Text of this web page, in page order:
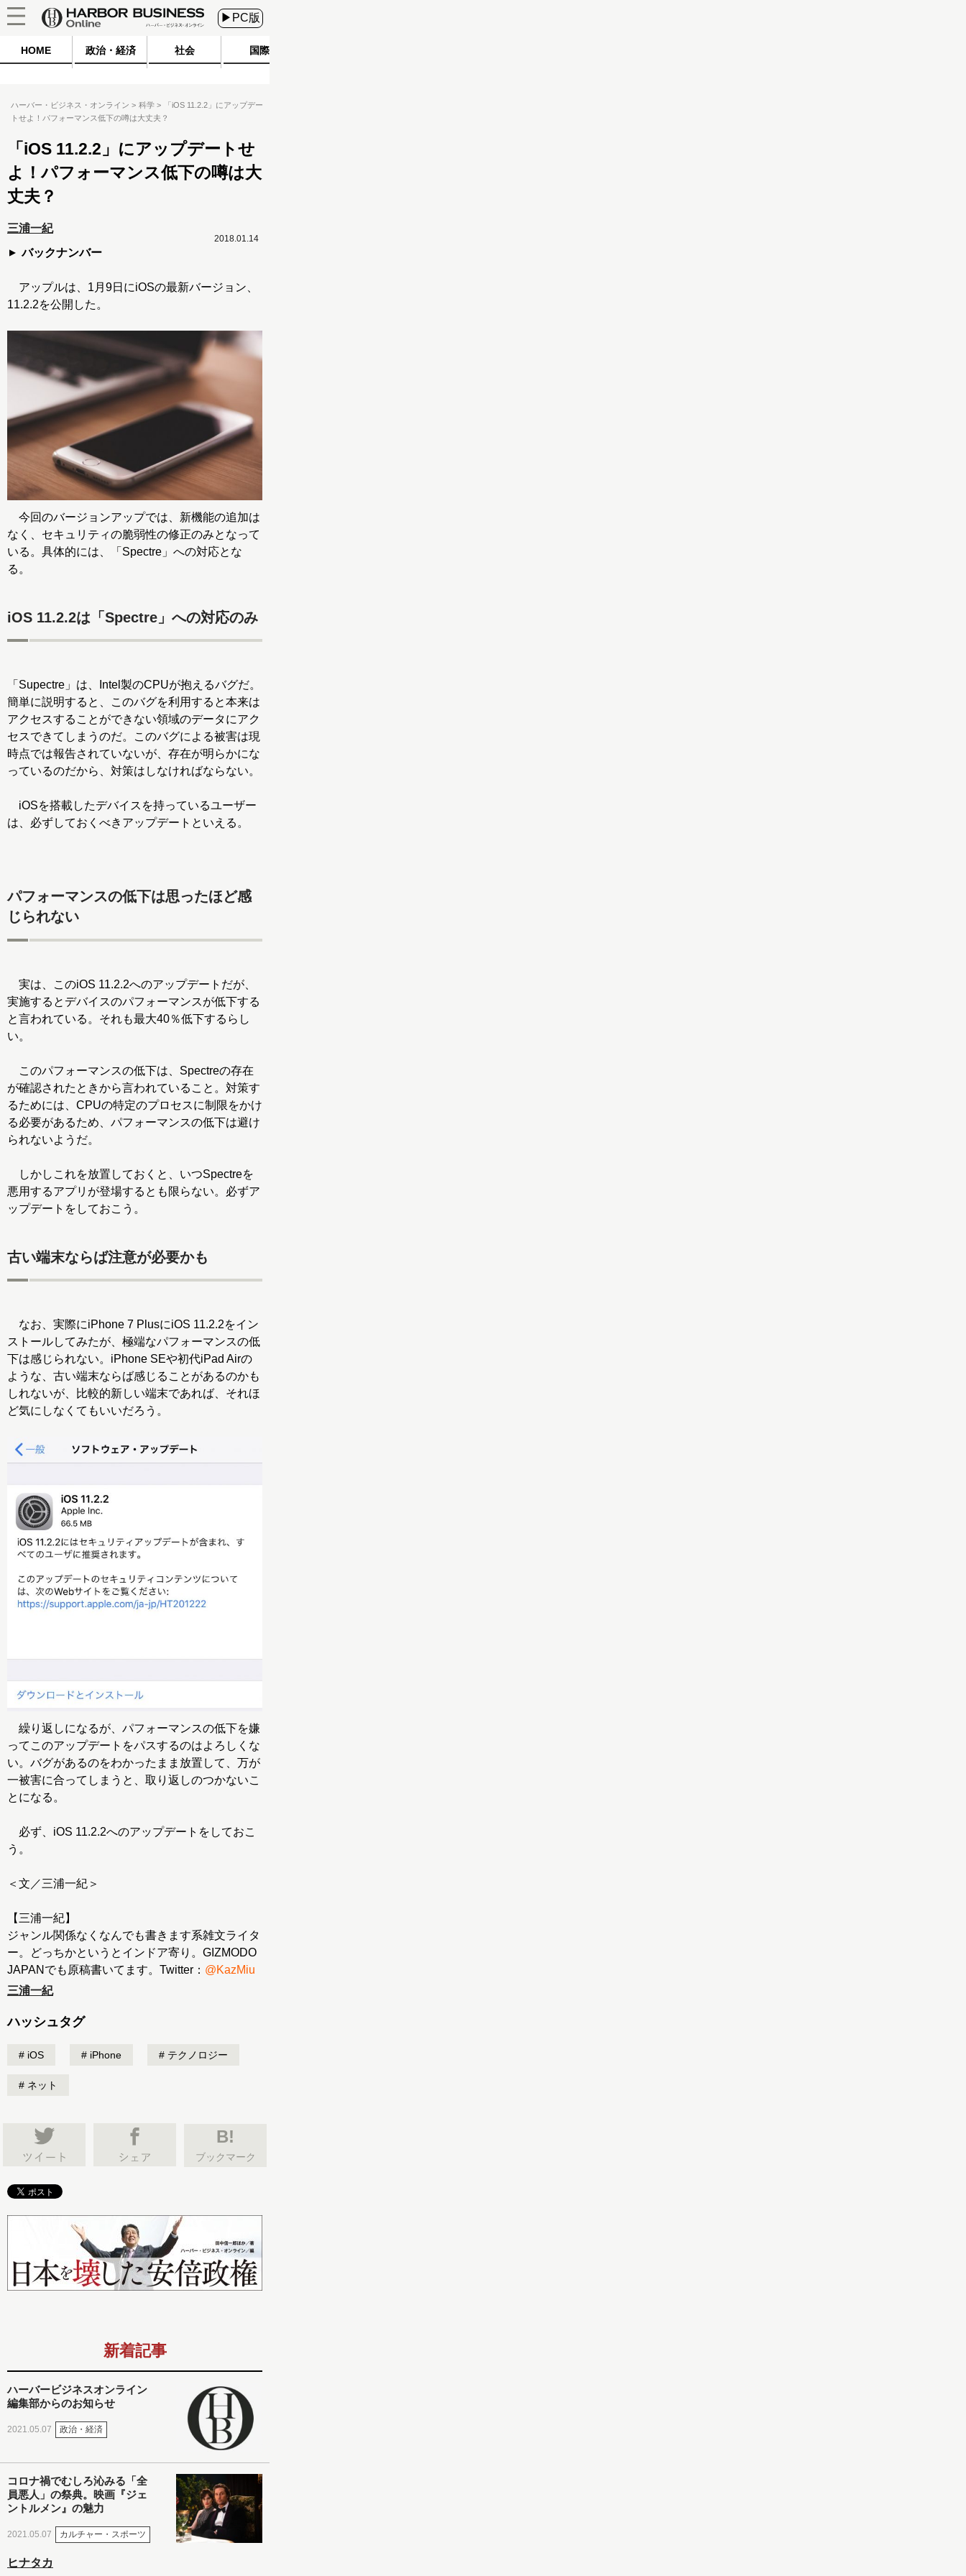
▶PC版
HOME 政治・経済 社会 国際
ハーバー・ビジネス・オンライン 科学
「iOS 11.2.2」にアップデー
トせよ！パフォーマンス低下の噂は大丈夫？
「iOS 11.2.2」にアップデートせ
よ！パフォーマンス低下の噂は大
丈夫？
三浦一紀
バックナンバー
2018.01.14
アップルは、1月9日にiOSの最新バージョン、
11.2.2を公開した。
今回のバージョンアップでは、新機能の追加は
なく、セキュリティの脆弱性の修正のみとなって
いる。具体的には、「Spectre」への対応とな
る。
iOS 11.2.2は「Spectre」への対応のみ
「Supectre」は、Intel製のCPUが抱えるバグだ。
簡単に説明すると、このバグを利用すると本来は
アクセスすることができない領域のデータにアク
セスできてしまうのだ。このバグによる被害は現
時点では報告されていないが、存在が明らかにな
っているのだから、対策はしなければならない。
iOSを搭載したデバイスを持っているユーザー
は、必ずしておくべきアップデートといえる。
パフォーマンスの低下は思ったほど感
じられない
実は、このiOS 11.2.2へのアップデートだが、
実施するとデバイスのパフォーマンスが低下する
と言われている。それも最大40％低下するらし
い。
このパフォーマンスの低下は、Spectreの存在
が確認されたときから言われていること。対策す
るためには、CPUの特定のプロセスに制限をかけ
る必要があるため、パフォーマンスの低下は避け
られないようだ。
しかしこれを放置しておくと、いつSpectreを
悪用するアプリが登場するとも限らない。必ずア
ップデートをしておこう。
古い端末ならば注意が必要かも
なお、実際にiPhone 7 PlusにiOS 11.2.2をイン
ストールしてみたが、極端なパフォーマンスの低
下は感じられない。iPhone SEや初代iPad Airの
ような、古い端末ならば感じることがあるのかも
しれないが、比較的新しい端末であれば、それほ
ど気にしなくてもいいだろう。
繰り返しになるが、パフォーマンスの低下を嫌
ってこのアップデートをパスするのはよろしくな
い。バグがあるのをわかったまま放置して、万が
一被害に合ってしまうと、取り返しのつかないこ
とになる。
必ず、iOS 11.2.2へのアップデートをしておこ
う。
＜文／三浦一紀＞
【三浦一紀】
ジャンル関係なくなんでも書きます系雑文ライタ
ー。どっちかというとインドア寄り。GIZMODO
JAPANでも原稿書いてます。Twitter： @KazMiu
三浦一紀
ハッシュタグ
iOS iPhone テクノロジー
ネット
B!
ブックマーク
新着記事
ハーバービジネスオンライン
編集部からのお知らせ
2021.05.07 政治・経済
コロナ禍でむしろ沁みる「全
員悪人」の祭典。映画『ジェ
ントルメン』の魅力
2021.05.07 カルチャー・スポーツ
ヒナタカ